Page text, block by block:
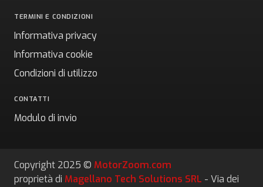
TERMINI E CONDIZIONI
Informativa privacy
Informativa cookie
Condizioni di utilizzo
CONTATTI
Modulo di invio
Copyright 2025 © MotorZoom.com
proprietà di Magellano Tech Solutions SRL - Via dei